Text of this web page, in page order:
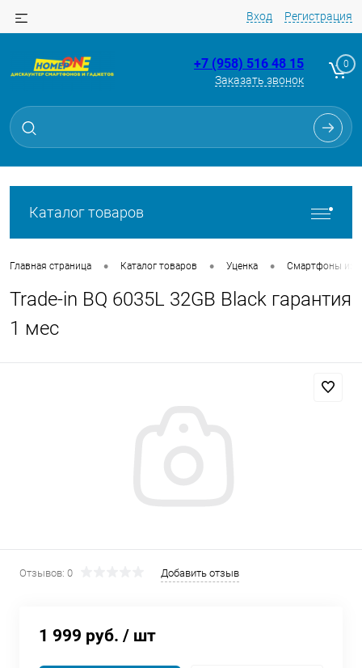
Вход Регистрация
+7 (958) 516 48 15
Заказать звонок
0
Каталог товаров
Главная страница • Каталог товаров • Уценка • Смартфоны из
Trade-in BQ 6035L 32GB Black гарантия
1 мес
Отзывов: 0 Добавить отзыв
1 999 руб. / шт
Для клиентов всех банков
Разбейте
без переплат
Сегодня
выбранный способом
списываться
по25% каждые 2 недели